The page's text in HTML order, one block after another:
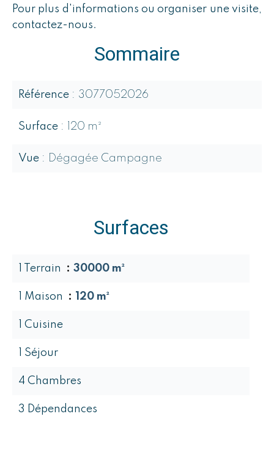
Pour plus d'informations ou organiser une visite,
contactez-nous.
Sommaire
Référence 3077052026
Surface 120 m²
Vue Dégagée Campagne
Surfaces
1 Terrain 30000 m²
1 Maison 120 m²
1 Cuisine
1 Séjour
4 Chambres
3 Dépendances